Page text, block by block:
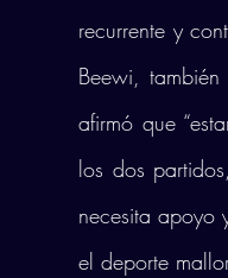
recurrente y
Beewi,
afirmó que
los dos
necesita apoyo
el deporte